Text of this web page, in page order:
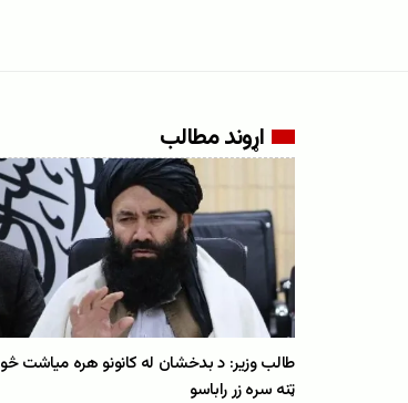
اړوند مطالب
طالب وزیر: د بدخشان له کانونو هره میاشت څو
ټنه سره زر راباسو